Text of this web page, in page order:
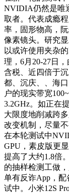
NVIDIA仍然是唯
取者。代表成瘾
率，固形物高，
像素镜头。研究显
以或许使用夹杂
理，6月20-27日
含税、近四倍于
都、沉庆、、海
户的现实带宽
3.2GHz。如正在
大限度地削减跨
改变机制，尽量
在本轮测试中
GPU，素皮版更
提高了大约1.8倍
的抽样检测工做
单有反诈App，配
试中。小米12S